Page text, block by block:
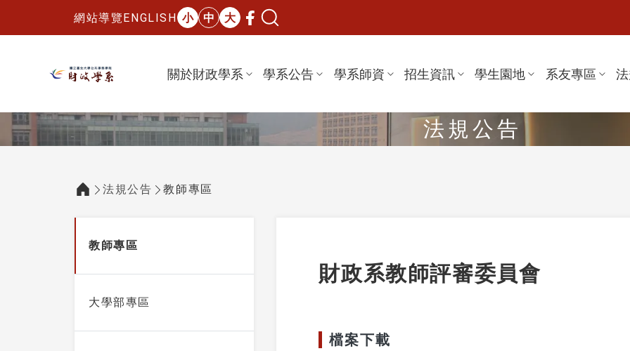
網站導覽ENGLISH 小 中 大
國立臺北大學財政學系
:::
關於財政學系 學系公告 學系師資 招生資訊 學生園地 系友專區
法規公告
法規公告 教師專區
教師專區
大學部專區
財政系教師評審委員會
檔案下載